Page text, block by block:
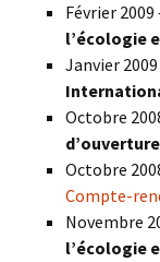
Février 2009
l’écologie
Janvier 2009
Octobre
d’ouverture
Octobre
Compte-
Novembre
l’écologie